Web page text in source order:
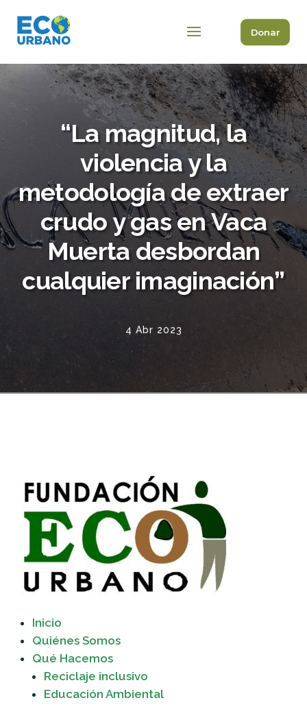
Donar
“La magnitud, la
violencia y la
metodología de extraer
crudo y gas en Vaca
Muerta desbordan
cualquier imaginación”
4 Abr 2023
Inicio
Quiénes Somos
Qué Hacemos
Reciclaje inclusivo
Educación Ambiental